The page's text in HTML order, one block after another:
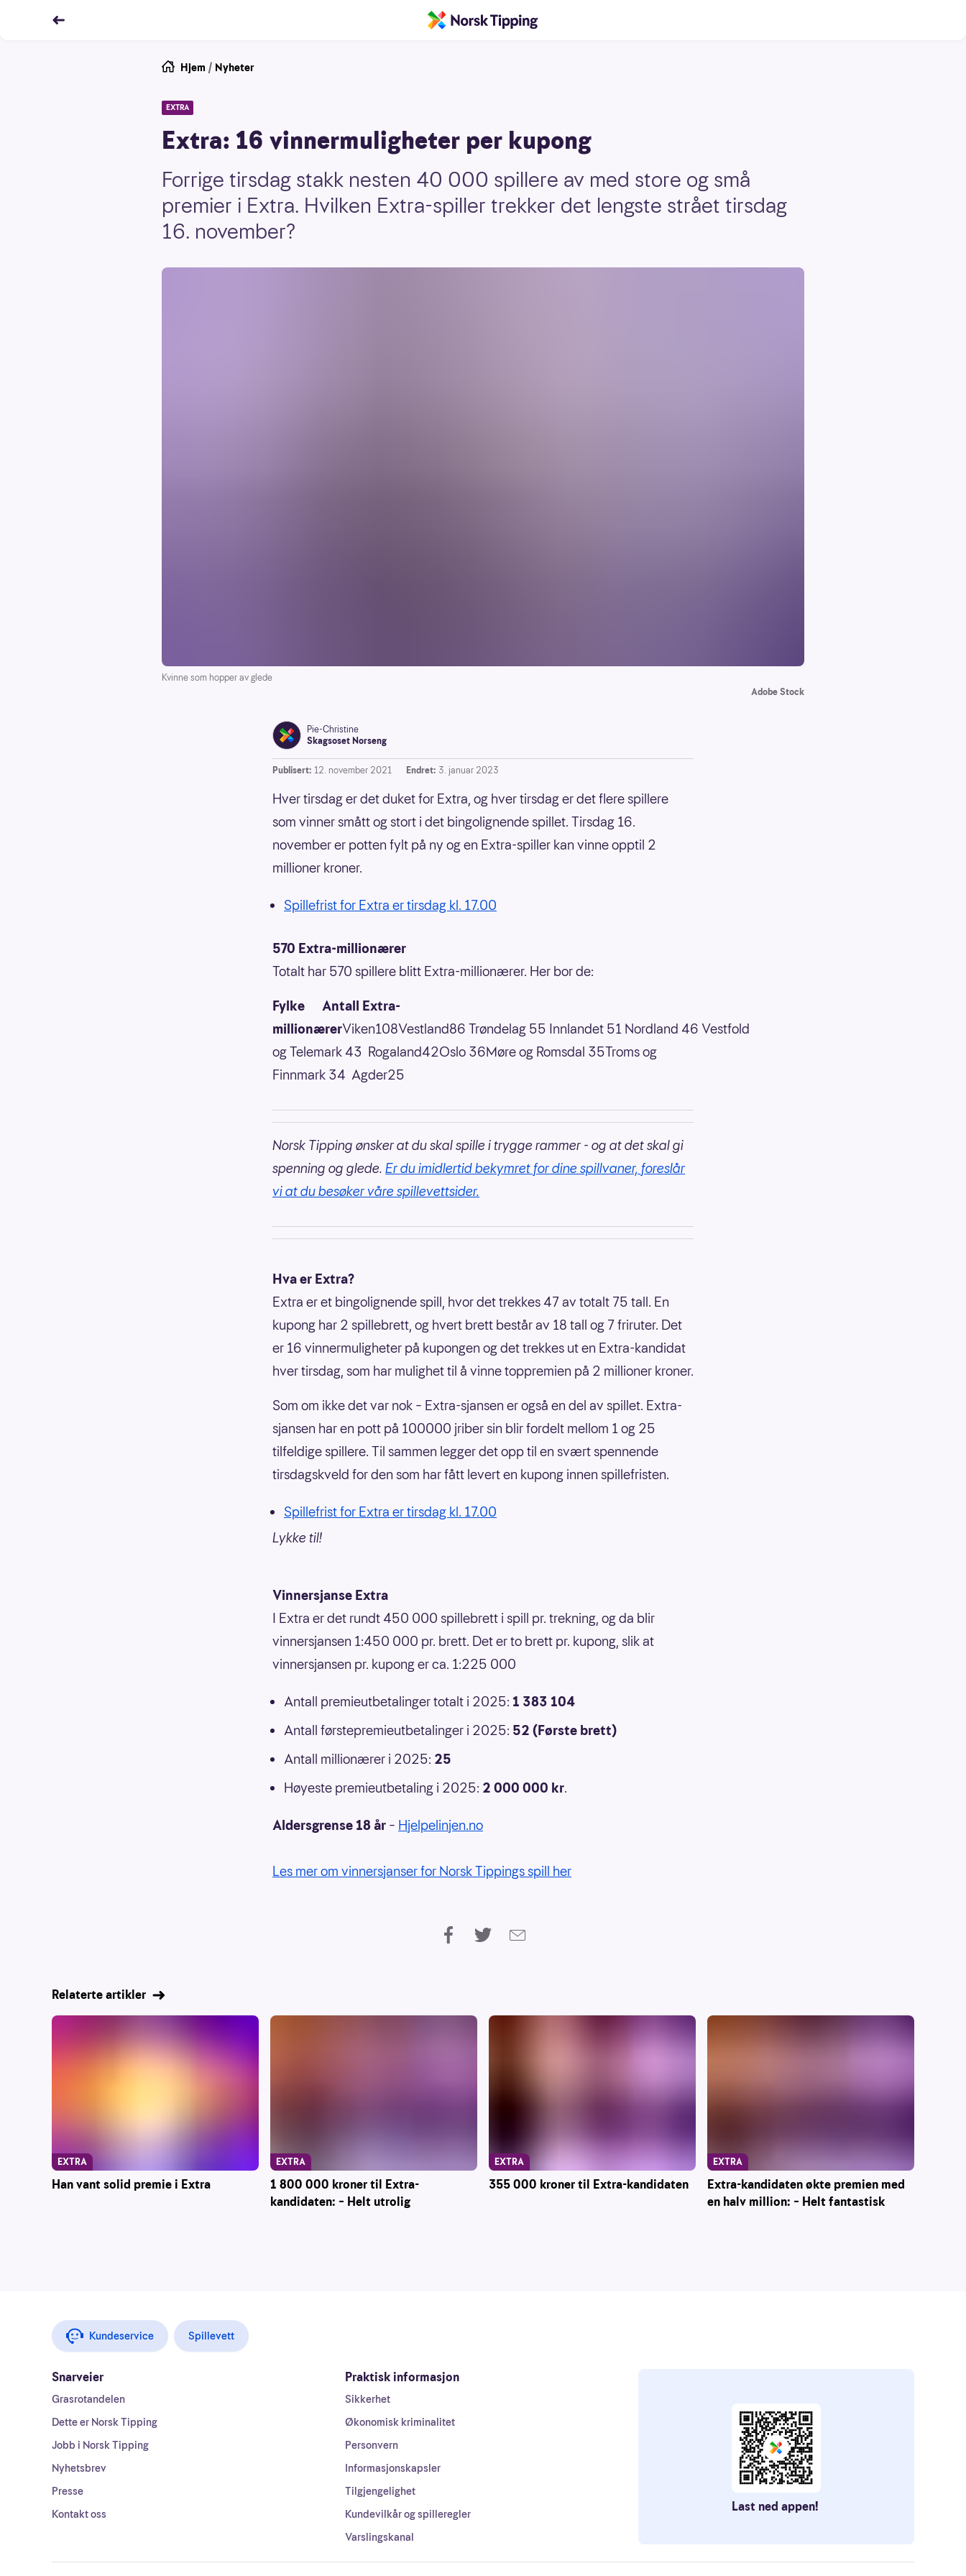
Hjem / Nyheter
EXTRA
Extra: 16 vinnermuligheter per kupong
Forrige tirsdag stakk nesten 40 000 spillere av med store og små
premier i Extra. Hvilken Extra-spiller trekker det lengste strået tirsdag
16. november?
Kvinne som hopper av glede
Adobe Stock
Pie-Christine
Skagsoset Norseng
Publisert: 12. november 2021 Endret: 3. januar 2023
Hver tirsdag er det duket for Extra, og hver tirsdag er det flere spillere
som vinner smått og stort i det bingolignende spillet. Tirsdag 16.
november er potten fylt på ny og en Extra-spiller kan vinne opptil 2
millioner kroner.
Spillefrist for Extra er tirsdag kl. 17.00
570 Extra-millionærer
Totalt har 570 spillere blitt Extra-millionærer. Her bor de:
Fylke
Antall Extra-
millionærerViken108Vestland86 Trøndelag 55 Innlandet 51 Nordland 46 Vestfold
og Telemark 43 Rogaland42Oslo 36Møre og Romsdal 35Troms og
Finnmark 34 Agder25
Norsk Tipping ønsker at du skal spille i trygge rammer - og at det skal gi
spenning og glede. Er du imidlertid bekymret for dine spillvaner, foreslår
vi at du besøker våre spillevettsider.
Hva er Extra?
Extra er et bingolignende spill, hvor det trekkes 47 av totalt 75 tall. En
kupong har 2 spillebrett, og hvert brett består av 18 tall og 7 friruter. Det
er 16 vinnermuligheter på kupongen og det trekkes ut en Extra-kandidat
hver tirsdag, som har mulighet til å vinne toppremien på 2 millioner kroner.
Som om ikke det var nok – Extra-sjansen er også en del av spillet. Extra-
sjansen har en pott på 100000 jriber sin blir fordelt mellom 1 og 25
tilfeldige spillere. Til sammen legger det opp til en svært spennende
tirsdagskveld for den som har fått levert en kupong innen spillefristen.
Spillefrist for Extra er tirsdag kl. 17.00
Lykke til!
Vinnersjanse Extra
I Extra er det rundt 450 000 spillebrett i spill pr. trekning, og da blir
vinnersjansen 1:450 000 pr. brett. Det er to brett pr. kupong, slik at
vinnersjansen pr. kupong er ca. 1:225 000
Antall premieutbetalinger totalt i 2025: 1 383 104
Antall førstepremieutbetalinger i 2025: 52 (Første brett)
Antall millionærer i 2025: 25
Høyeste premieutbetaling i 2025: 2 000 000 kr.
Aldersgrense 18 år – Hjelpelinjen.no
Les mer om vinnersjanser for Norsk Tippings spill her
Relaterte artikler
Han vant solid premie i Extra
EXTRA
1 800 000 kroner til Extra-
kandidaten: – Helt utrolig
EXTRA
355 000 kroner til Extra-kandidaten
EXTRA
Extra-kandidaten økte premien med
en halv million: – Helt fantastisk
EXTRA
Kundeservice Spillevett
Snarveier
Grasrotandelen
Dette er Norsk Tipping
Jobb i Norsk Tipping
Nyhetsbrev
Presse
Kontakt oss
Praktisk informasjon
Sikkerhet
Økonomisk kriminalitet
Personvern
Informasjonskapsler
Tilgjengelighet
Kundevilkår og spilleregler
Varslingskanal
Last ned appen!